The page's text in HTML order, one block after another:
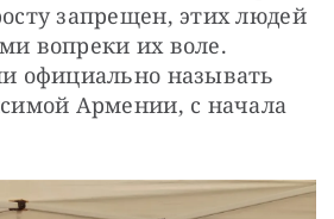
запрещен, этих людей
вопреки их воле.
официально называть
Армении, с начала